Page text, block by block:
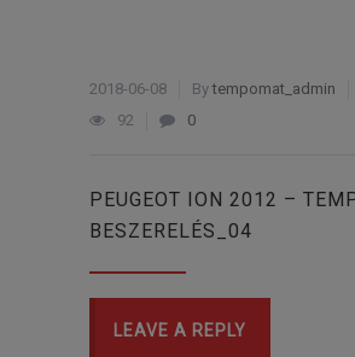
2018-06-08 Bytempomat_admin
92
0
PEUGEOT ION 2012 –
BESZERELÉS_04
LEAVE A REPLY